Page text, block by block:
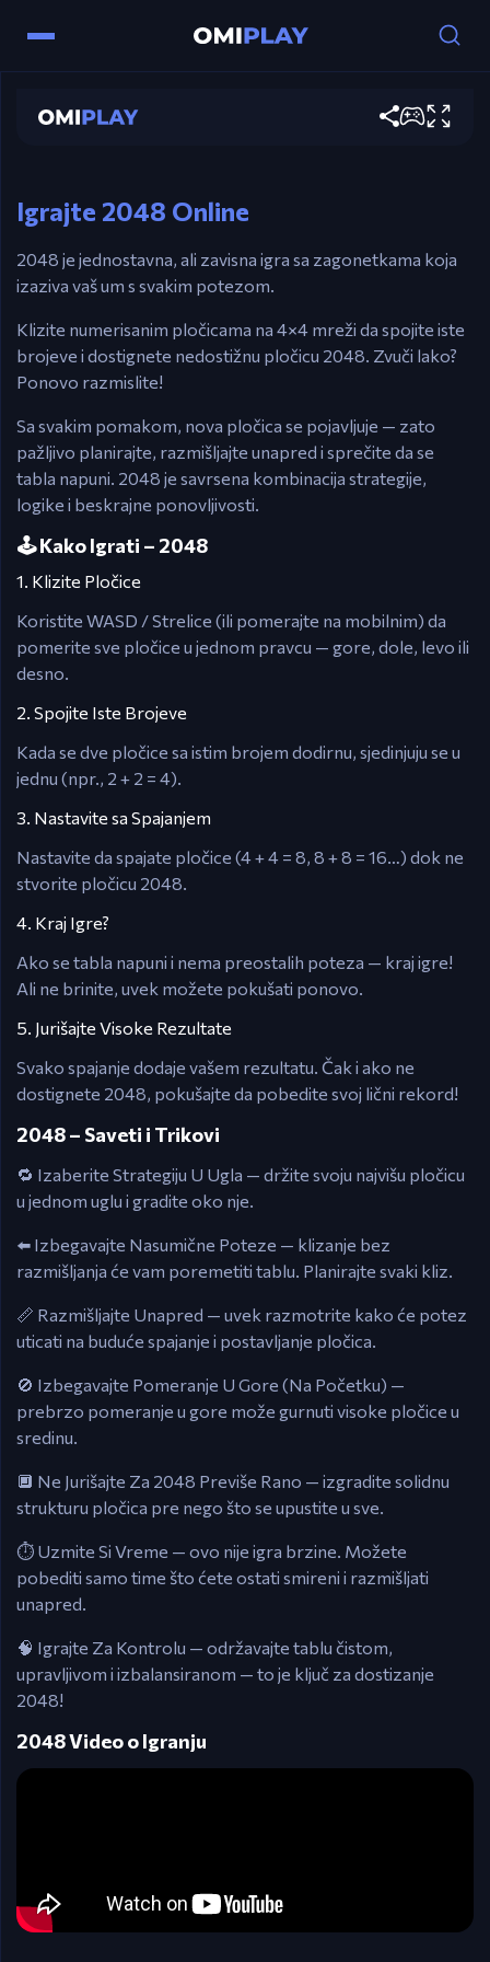
2048
WASD / Strelici – Klizite pločice da spojite
Igrajte 2048 Online
2048 je jednostavna, ali zavisna igra sa zagonetkama koja
izaziva vaš um s svakim potezom.
Klizite numerisanim pločicama na 4×4 mreži da spojite iste
brojeve i dostignete nedostižnu pločicu 2048. Zvuči lako?
Ponovo razmislite!
Sa svakim pomakom, nova pločica se pojavljuje — zato
pažljivo planirajte, razmišljajte unapred i sprečite da se
tabla napuni. 2048 je savrsena kombinacija strategije,
logike i beskrajne ponovljivosti.
🕹️ Kako Igrati – 2048
1. Klizite Pločice
Koristite WASD / Strelice (ili pomerajte na mobilnim) da
pomerite sve pločice u jednom pravcu — gore, dole, levo ili
desno.
2. Spojite Iste Brojeve
Kada se dve pločice sa istim brojem dodirnu, sjedinjuju se u
jednu (npr., 2 + 2 = 4).
3. Nastavite sa Spajanjem
Nastavite da spajate pločice (4 + 4 = 8, 8 + 8 = 16…) dok ne
stvorite pločicu 2048.
4. Kraj Igre?
Ako se tabla napuni i nema preostalih poteza — kraj igre!
Ali ne brinite, uvek možete pokušati ponovo.
5. Jurišajte Visoke Rezultate
Svako spajanje dodaje vašem rezultatu. Čak i ako ne
dostignete 2048, pokušajte da pobedite svoj lični rekord!
2048 – Saveti i Trikovi
🔁 Izaberite Strategiju U Ugla — držite svoju najvišu pločicu
u jednom uglu i gradite oko nje.
⬅️ Izbegavajte Nasumične Poteze — klizanje bez
razmišljanja će vam poremetiti tablu. Planirajte svaki kliz.
📏 Razmišljajte Unapred — uvek razmotrite kako će potez
uticati na buduće spajanje i postavljanje pločica.
🚫 Izbegavajte Pomeranje U Gore (Na Početku) —
prebrzo pomeranje u gore može gurnuti visoke pločice u
sredinu.
🔲 Ne Jurišajte Za 2048 Previše Rano — izgradite solidnu
strukturu pločica pre nego što se upustite u sve.
⏱️ Uzmite Si Vreme — ovo nije igra brzine. Možete
pobediti samo time što ćete ostati smireni i razmišljati
unapred.
🧠 Igrajte Za Kontrolu — održavajte tablu čistom,
upravljivom i izbalansiranom — to je ključ za dostizanje
2048!
2048 Video o Igranju